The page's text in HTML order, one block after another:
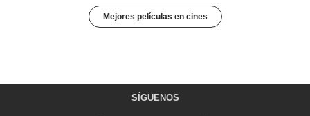
Mejores películas en cines
SÍGUENOS